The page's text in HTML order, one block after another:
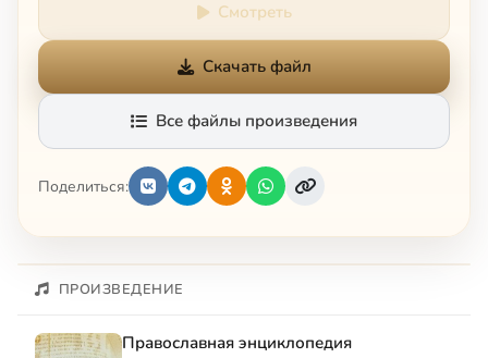
Смотреть
Скачать файл
Все файлы произведения
Поделиться:
ПРОИЗВЕДЕНИЕ
Православная энциклопедия